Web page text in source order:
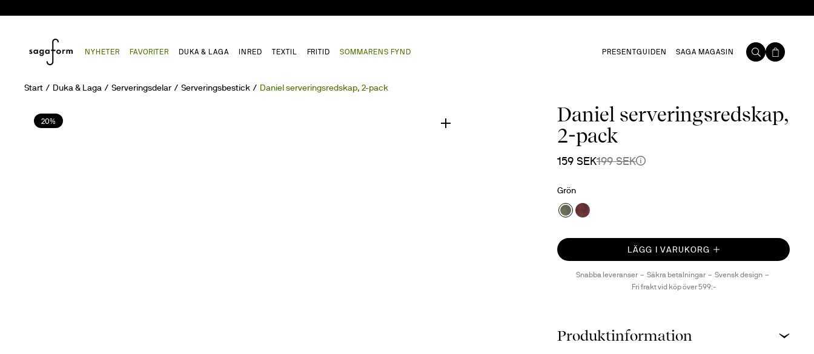
NYHETER FAVORITER DUKA & LAGA INRED TEXTIL FRITID SOMMARENS FYND PRESENTGUIDEN SAGA MAGASIN
Start Duka & Laga Serveringsdelar Serveringsbestick Daniel serveringsredskap, 2-pack
20%
Daniel serveringsredskap,
2-pack
159 SEK199 SEK
Grön
LÄGG I VARUKORG
Snabba leveranser Säkra betalningar
Svensk design
Fri frakt vid köp över 599:-
Produktinformation